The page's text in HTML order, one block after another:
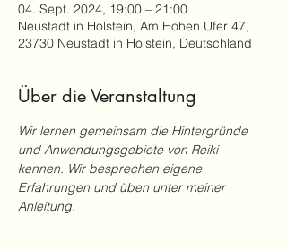
04. Sept. 2024, 19:00 – 21:00
Neustadt in Holstein, Am Hohen Ufer 47,
23730 Neustadt in Holstein, Deutschland
Über die Veranstaltung
Wir lernen gemeinsam die Hintergründe
und Anwendungsgebiete von Reiki
kennen. Wir besprechen eigene
Erfahrungen und üben unter meiner
Anleitung.